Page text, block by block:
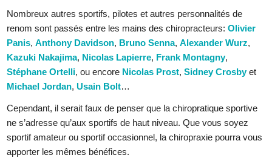
Nombreux autres sportifs, pilotes et autres personnalités de
renom sont passés entre les mains des chiropracteurs:Olivier
Panis,Anthony Davidson, Bruno Senna,Alexander Wurz,
Kazuki Nakajima, Nicolas Lapierre, Frank Montagny,
Stéphane Ortelli, ou encore Nicolas Prost,Sidney Crosbyet
Michael Jordan,Usain Bolt…
Cependant, il serait faux de penser que la chiropratique sportive
ne s’adresse qu’aux sportifs de haut niveau. Que vous soyez
sportif amateur ou sportif occasionnel, la chiropraxie pourra vous
apporter les mêmes bénéfices.